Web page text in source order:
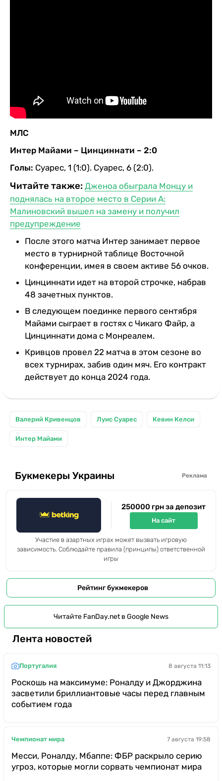
МЛС
Интер Майами – Цинциннати – 2:0
Голы: Суарес, 1 (1:0). Суарес, 6 (2:0).
Читайте также: Дженоа обыграла Монцу и
поднялась на второе место в Серии А:
Малиновский вышел на замену и получил
предупреждение
После этого матча Интер занимает первое
место в турнирной таблице Восточной
конференции, имея в своем активе 56 очков.
Цинциннати идет на второй строчке, набрав
48 зачетных пунктов.
В следующем поединке первого сентября
Майами сыграет в гостях с Чикаго Файр, а
Цинциннати дома с Монреалем.
Кривцов провел 22 матча в этом сезоне во
всех турнирах, забив один мяч. Его контракт
действует до конца 2024 года.
Валерий Кривенцов Луис Суарес Кевин Келси
Интер Майами
Букмекеры Украины Реклама
250000 грн за депозит
На сайт
Участие в азартных играх может вызвать игровую
зависимость. Соблюдайте правила (принципы) ответственной
игры
Рейтинг букмекеров
Читайте FanDay.net в Google News
Лента новостей
Португалия 8 августа 11:13
Роскошь на максимуме: Роналду и Джорджина
засветили бриллиантовые часы перед главным
событием года
Чемпионат мира 7 августа 19:58
Месси, Роналду, Мбаппе: ФБР раскрыло серию
угроз, которые могли сорвать чемпионат мира